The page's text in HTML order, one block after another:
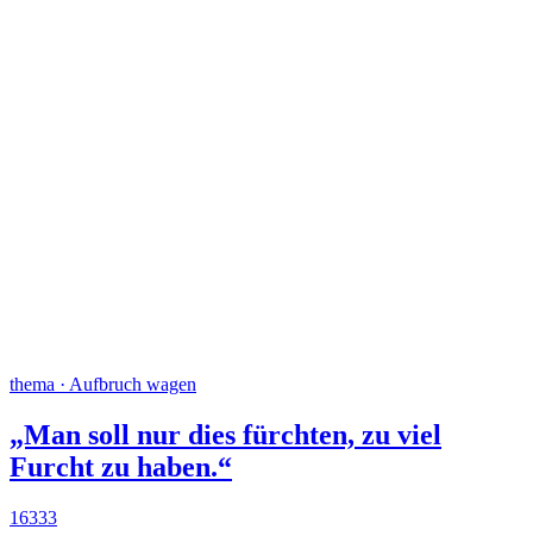
thema · Aufbruch wagen
„Man soll nur dies fürchten, zu viel
Furcht zu haben.“
16333